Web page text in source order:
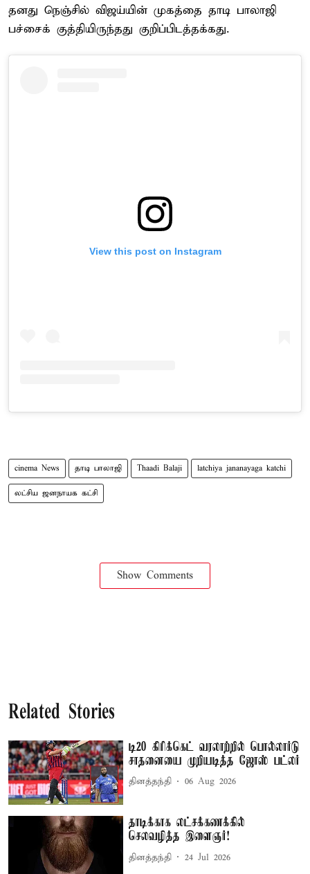
தனது நெஞ்சில் விஜய்யின் முகத்தை தாடி பாலாஜி
பச்சைக் குத்தியிருந்தது குறிப்பிடத்தக்கது.
View this post on Instagram
cinema News தாடி பாலாஜி Thaadi Balaji latchiya jananayaga katchi
லட்சிய ஜனநாயக கட்சி
Show Comments
Related Stories
டி20 கிரிக்கெட் வரலாற்றில் பொல்லார்டு
சாதனையை முறியடித்த ஜோஸ் பட்லர்
தினத்தந்தி 06 Aug 2026
தாடிக்காக லட்சக்கணக்கில்
செலவழித்த இளைஞர்!
தினத்தந்தி 24 Jul 2026